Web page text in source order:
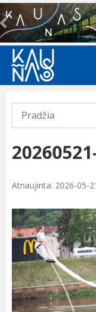
Previous
Pradžia
Atnaujinta: 2026-05-